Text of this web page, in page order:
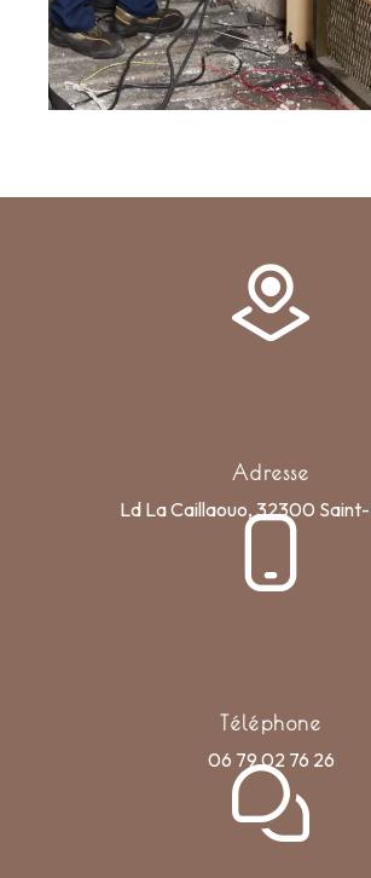
Adresse
Ld La Caillaouo, 32300
Téléphone
06 79 02 76 26